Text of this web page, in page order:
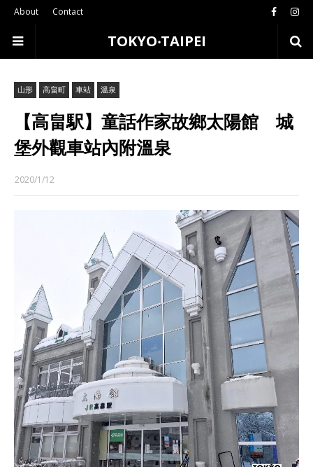
About Contact
TOKYO‧TAIPEI
山形 高畠町 車站 溫泉
【高畠駅】童話作家故鄉太陽館 城
堡外觀車站內附溫泉
2020/1/12